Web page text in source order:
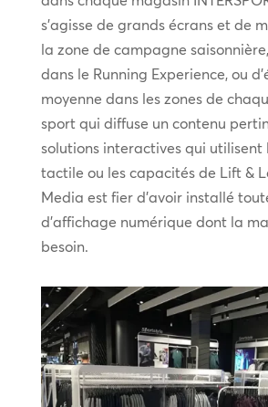
s’agisse de grands écrans et de
la zone de campagne
dans le Running Experience, ou
moyenne dans les zones de
sport qui diffuse un contenu
solutions interactives qui utilisent
tactile ou les capacités de Lift &
Media est fier d’avoir installé
d’affichage numérique dont la
besoin.